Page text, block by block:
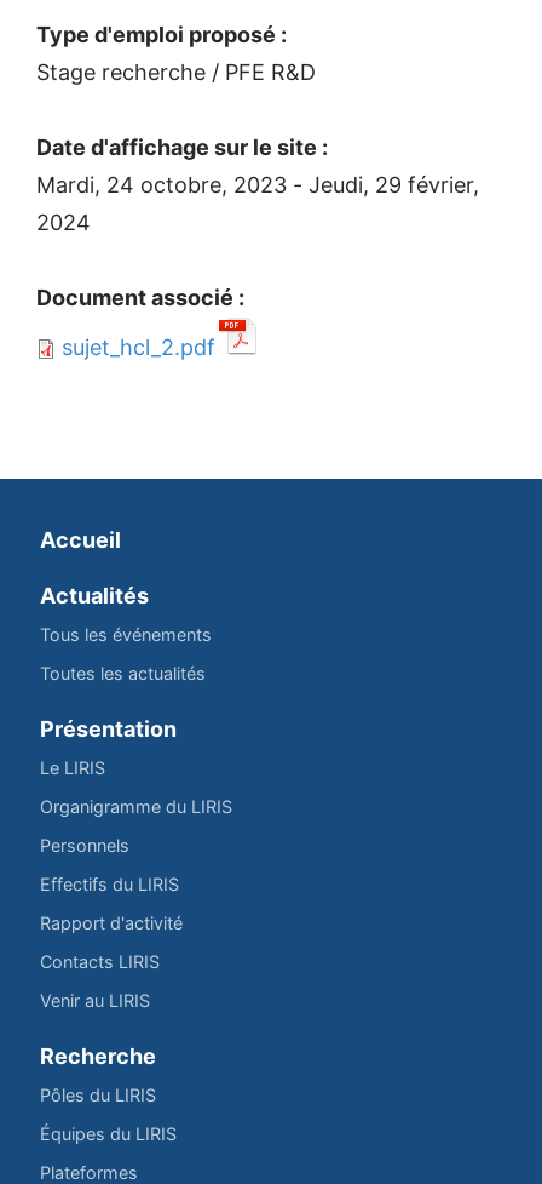
Type d'emploi proposé :
Stage recherche / PFE R&D
Date d'affichage sur le site :
Mardi, 24 octobre, 2023 - Jeudi, 29 février,
2024
Document associé :
sujet_hcl_2.pdf
Accueil
Actualités
Tous les événements
Toutes les actualités
Présentation
Le LIRIS
Organigramme du LIRIS
Personnels
Effectifs du LIRIS
Rapport d'activité
Contacts LIRIS
Venir au LIRIS
Recherche
Pôles du LIRIS
Équipes du LIRIS
Plateformes